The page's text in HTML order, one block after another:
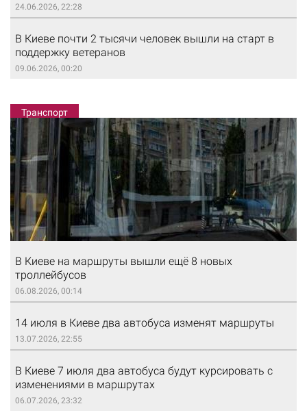
24.06.2026, 22:28
В Киеве почти 2 тысячи человек вышли на старт в
поддержку ветеранов
09.06.2026, 00:20
Транспорт
В Киеве на маршруты вышли ещё 8 новых
троллейбусов
06.08.2026, 00:14
14 июля в Киеве два автобуса изменят маршруты
13.07.2026, 22:55
В Киеве 7 июля два автобуса будут курсировать с
изменениями в маршрутах
06.07.2026, 23:32